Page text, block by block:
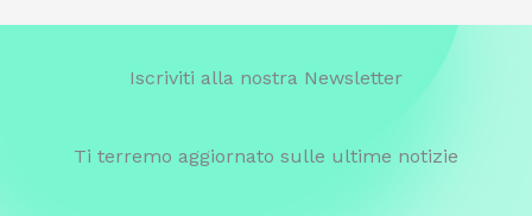
Iscriviti alla nostra Newsletter
Ti terremo aggiornato sulle ultime notizie